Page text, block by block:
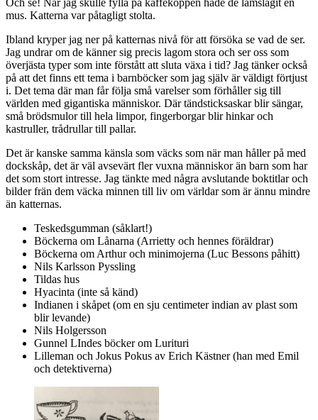
Och se! När jag skulle fylla på kaffekoppen hade de lamslagit en
mus. Katterna var påtagligt stolta.
Ibland kryper jag ner på katternas nivå för att försöka se vad de ser.
Jag undrar om de känner sig precis lagom stora och ser oss som
överjästa typer som inte förstått att sluta växa i tid? Jag tänker också
på att det finns ett tema i barnböcker som jag själv är väldigt förtjust
i. Det tema där man får följa små varelser som förhåller sig till
världen med gigantiska människor. Där tändsticksaskar blir sängar,
små brödsmulor till hela limpor, fingerborgar blir hinkar och
kastruller, trådrullar till pallar.
Det är kanske samma känsla som väcks som när man håller på med
dockskåp, det är väl avsevärt fler vuxna människor än barn som har
det som stort intresse. Jag tänkte med några avslutande boktitlar och
bilder frän dem väcka minnen till liv om världar som är ännu mindre
än katternas.
Teskedsgumman (såklart!)
Böckerna om Lånarna (Arrietty och hennes föräldrar)
Böckerna om Arthur och minimojerna (Luc Bessons påhitt)
Nils Karlsson Pyssling
Tildas hus
Hyacinta (inte så känd)
Indianen i skåpet (om en sju centimeter indian av plast som
blir levande)
Nils Holgersson
Gunnel LIndes böcker om Lurituri
Lilleman och Jokus Pokus av Erich Kästner (han med Emil
och detektiverna)